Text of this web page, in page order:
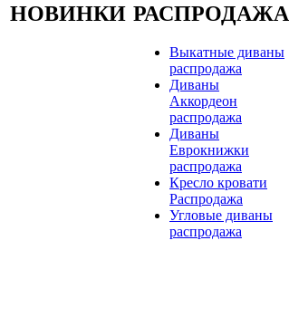
НОВИНКИ РАСПРОДАЖА
Выкатные диваны
распродажа
Диваны
Аккордеон
распродажа
Диваны
Еврокнижки
распродажа
Кресло кровати
Распродажа
Угловые диваны
распродажа